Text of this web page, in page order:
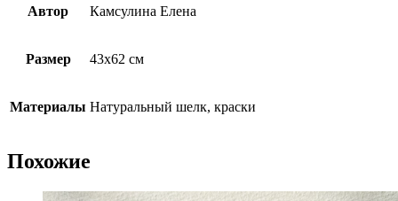
Автор Камсулина Елена
Размер 43х62 см
Материалы Натуральный шелк, краски
Похожие